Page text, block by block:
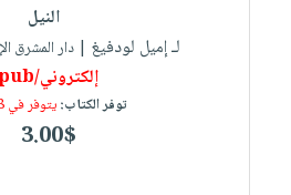
النيل
لـ إميل لودفيغ | دار المشرق
إلكتروني/epub
توفر الكتاب:يتوفر في 48 ساعة
3.00$